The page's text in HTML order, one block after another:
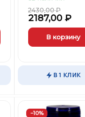
2430,00₽
2187,00 ₽
В корзину
В 1 КЛИК
−10%